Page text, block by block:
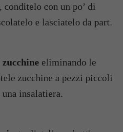
con un po’ di
e lasciatelo da part.
zucchine eliminando le
zucchine a pezzi piccoli
insalatiera.